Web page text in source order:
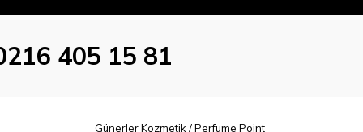
405 15 81
Günerler Kozmetik / Perfume Point